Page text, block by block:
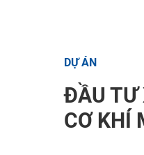
DỰ ÁN
ĐẦU TƯ
CƠ KHÍ